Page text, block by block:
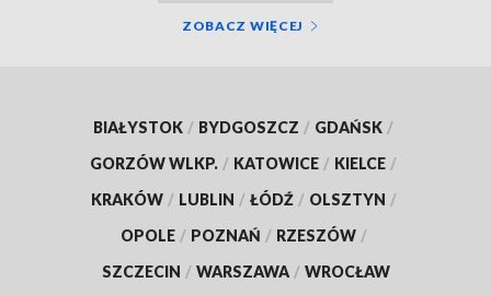
ZOBACZ WIĘCEJ
BIAŁYSTOK / BYDGOSZCZ / GDAŃSK /
GORZÓW WLKP. / KATOWICE / KIELCE /
KRAKÓW / LUBLIN / ŁÓDŹ / OLSZTYN /
OPOLE / POZNAŃ / RZESZÓW /
SZCZECIN / WARSZAWA / WROCŁAW